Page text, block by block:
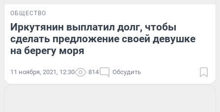
ОБЩЕСТВО
Иркутянин выплатил долг, чтобы
сделать предложение своей девушке
на берегу моря
11 ноября, 2021, 12:30 814 Обсудить